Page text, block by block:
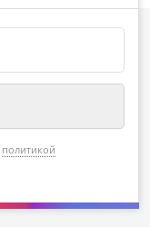
политикой